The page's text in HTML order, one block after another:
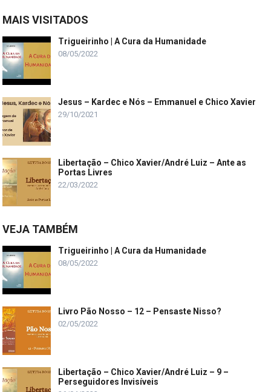
MAIS VISITADOS
Trigueirinho | A Cura da Humanidade
08/05/2022
Jesus – Kardec e Nós – Emmanuel e Chico Xavier
29/10/2021
Libertação – Chico Xavier/André Luiz – Ante as
Portas Livres
22/03/2022
VEJA TAMBÉM
Trigueirinho | A Cura da Humanidade
08/05/2022
Livro Pão Nosso – 12 – Pensaste Nisso?
02/05/2022
Libertação – Chico Xavier/André Luiz – 9 –
Perseguidores Invisíveis